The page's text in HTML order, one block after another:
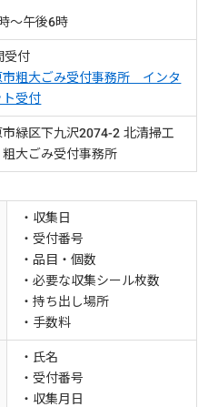
～午後6時
受付
市粗大ごみ受付事務所 インタ
受付
緑区下九沢2074-2 北清掃工
大ごみ受付事務所
・収集日
・受付番号
・品目・個数
・必要な収集シール枚数
・持ち出し場所
・手数料
・氏名
・受付番号
・収集月日